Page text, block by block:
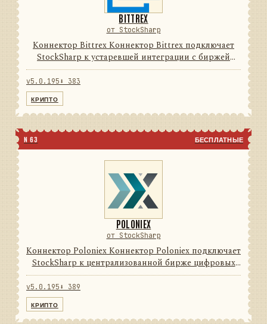
BITTREX
от StockSharp
Коннектор Bittrex Коннектор Bittrex подключает
StockSharp к устаревшей интеграции с биржей
цифровых активов. Он переводит данные и
операции провайдера в единую модель сообщений
v5.0.195 ⬇ 383
КРИПТО
N 63 БЕСПЛАТНЫЕ
POLONIEX
от StockSharp
Коннектор Poloniex Коннектор Poloniex подключает
StockSharp к централизованной бирже цифровых
активов. Он переводит данные и операции
провайдера в единую модель сообщений
v5.0.195 ⬇ 389
КРИПТО